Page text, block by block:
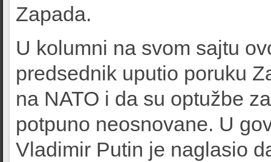
Zapada.
U kolumni na svom sajtu
predsednik uputio poruku
na NATO i da su optužbe
potpuno neosnovane. U
Vladimir Putin je naglasio